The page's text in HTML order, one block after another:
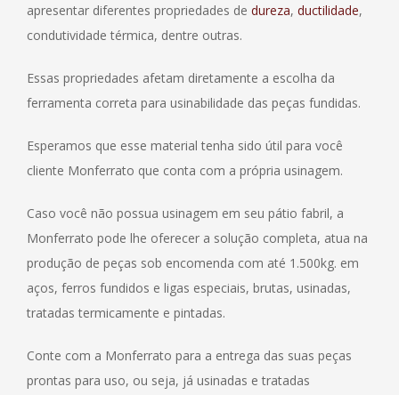
apresentar diferentes propriedades de dureza, ductilidade,
condutividade térmica, dentre outras.
Essas propriedades afetam diretamente a escolha da
ferramenta correta para usinabilidade das peças fundidas.
Esperamos que esse material tenha sido útil para você
cliente Monferrato que conta com a própria usinagem.
Caso você não possua usinagem em seu pátio fabril, a
Monferrato pode lhe oferecer a solução completa, atua na
produção de peças sob encomenda com até 1.500kg. em
aços, ferros fundidos e ligas especiais, brutas, usinadas,
tratadas termicamente e pintadas.
Conte com a Monferrato para a entrega das suas peças
prontas para uso, ou seja, já usinadas e tratadas